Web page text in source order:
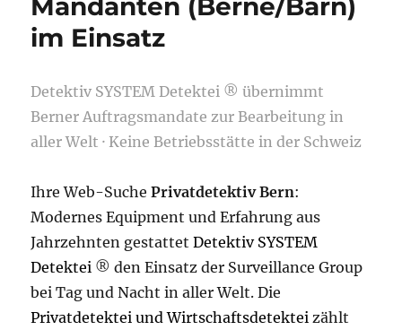
im Einsatz
Detektiv SYSTEM Detektei ® übernimmt
Berner Auftragsmandate zur Bearbeitung in
aller Welt · Keine Betriebsstätte in der Schweiz
Ihre Web-SuchePrivatdetektiv Bern:
Modernes Equipment und Erfahrung aus
Jahrzehnten gestattetDetektiv SYSTEM
Detektei ®den Einsatz der Surveillance Group
bei Tag und Nacht in aller Welt. Die
Privatdetektei und Wirtschaftsdetektei zählt